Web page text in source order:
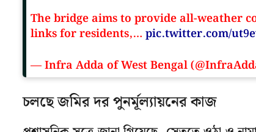
The bridge aims to provide all-weather
links for residents,… pic.twitter.com/
— Infra Adda of West Bengal
চলছে জমির দর পুনর্মূল্যায়নের কাজ